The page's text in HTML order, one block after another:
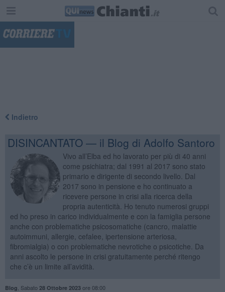
Indietro
DISINCANTATO — il Blog di Adolfo Santoro
Vivo all’Elba ed ho lavorato per più di 40 anni
come psichiatra; dal 1991 al 2017 sono stato
primario e dirigente di secondo livello. Dal
2017 sono in pensione e ho continuato a
ricevere persone in crisi alla ricerca della
propria autenticità. Ho tenuto numerosi gruppi
ed ho preso in carico individualmente e con la famiglia persone
anche con problematiche psicosomatiche (cancro, malattie
autoimmuni, allergie, cefalee, ipertensione arteriosa,
fibromialgia) o con problematiche nevrotiche o psicotiche. Da
anni ascolto le persone in crisi gratuitamente perché ritengo
che c’è un limite all’avidità.
Blog Sabato 28 Ottobre 2023ore 08:00